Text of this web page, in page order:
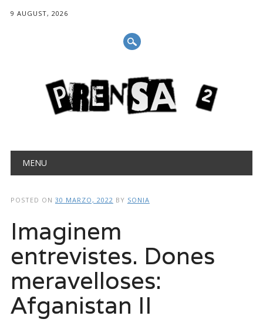
9 AUGUST, 2026
Main menu
MENU
POSTED ON 30 MARZO, 2022 BY SONIA
Imaginem
entrevistes. Dones
meravelloses:
Afganistan II